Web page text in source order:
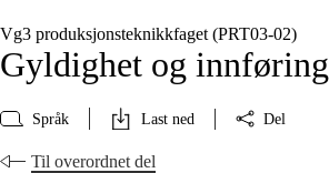
Vg3 produksjonsteknikkfaget (PRT03‑02)
Gyldighet og innføring
Språk Last ned Del
Til overordnet del